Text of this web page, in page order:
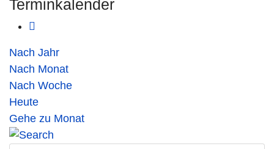
Terminkalender
Nach Jahr
Nach Monat
Nach Woche
Heute
Gehe zu Monat